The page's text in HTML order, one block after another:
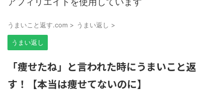
うまいこと返す.com > うまい返し >
うまい返し
「痩せたね」と言われた時にうまいこと返
す！【本当は痩せてないのに】